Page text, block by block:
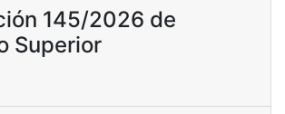
145/2026 de
Superior